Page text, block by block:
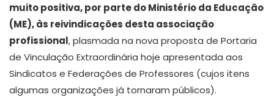
muito positiva, por parte do Ministério da Educação
(ME), às reivindicações desta associação
profissional, plasmada na nova proposta de Portaria
de Vinculação Extraordinária hoje apresentada aos
Sindicatos e Federações de Professores (cujos itens
algumas organizações já tornaram públicos).